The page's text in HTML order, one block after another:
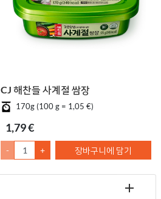
CJ 해찬들 사계절 쌈장
170g (100 g = 1,05 €)
1,79 €
- + 장바구니에 담기